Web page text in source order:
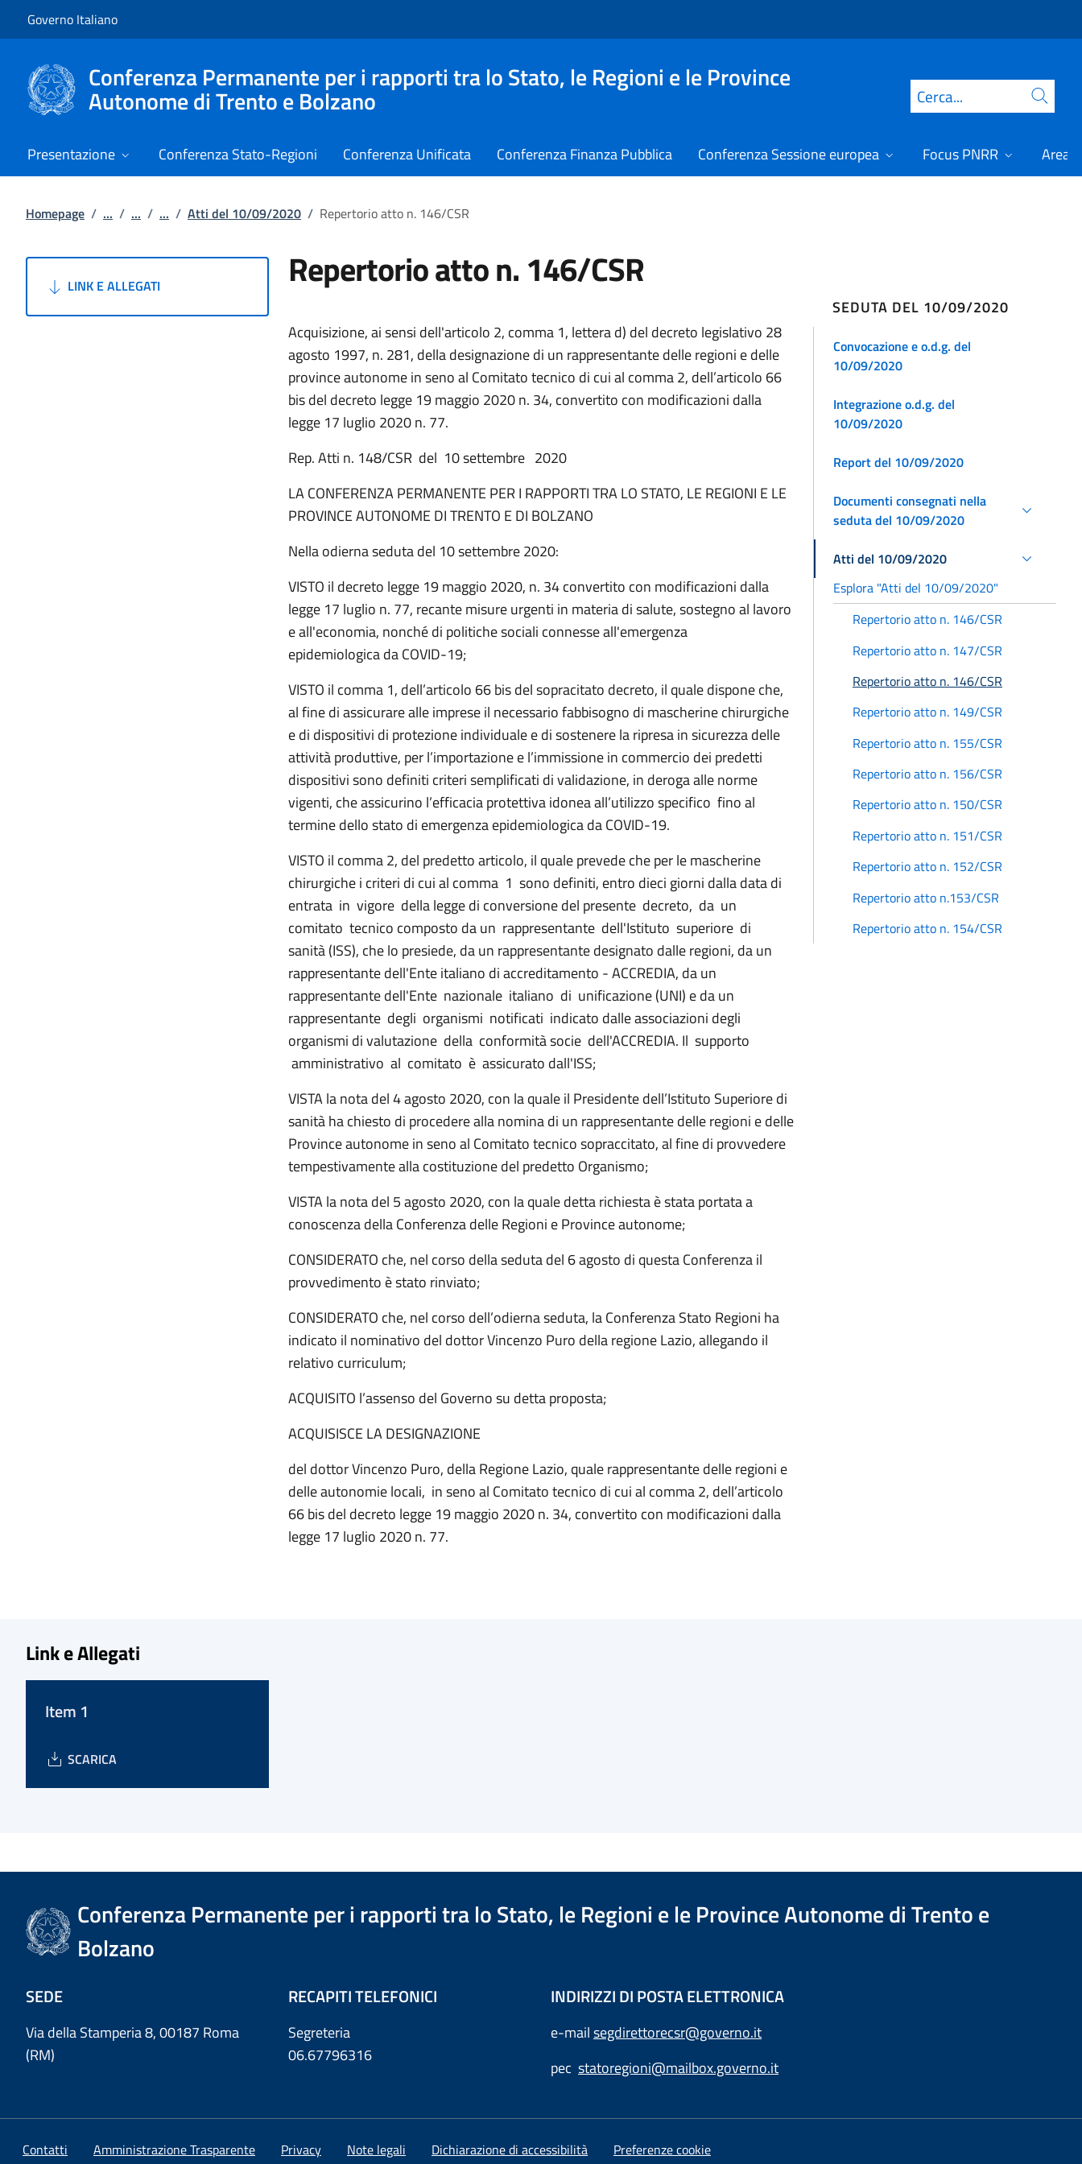
Governo Italiano
Conferenza Permanente per i rapporti tra lo Stato, le Regioni e le Province
Autonome di Trento e Bolzano Cerca
Presentazione Conferenza Stato-Regioni Conferenza Unificata Conferenza Finanza Pubblica Conferenza Sessione europea Focus PNRR Area
Homepage / ... / ... / ... / Atti del 10/09/2020 / Repertorio atto n. 146/CSR
LINK E ALLEGATI Repertorio atto n. 146/CSR
Acquisizione, ai sensi dell'articolo 2, comma 1, lettera d) del decreto legislativo 28
agosto 1997, n. 281, della designazione di un rappresentante delle regioni e delle
province autonome in seno al Comitato tecnico di cui al comma 2, dell’articolo 66
bis del decreto legge 19 maggio 2020 n. 34, convertito con modificazioni dalla
legge 17 luglio 2020 n. 77.
Rep. Atti n. 148/CSR del 10 settembre 2020
LA CONFERENZA PERMANENTE PER I RAPPORTI TRA LO STATO, LE REGIONI E LE
PROVINCE AUTONOME DI TRENTO E DI BOLZANO
Nella odierna seduta del 10 settembre 2020:
VISTO il decreto legge 19 maggio 2020, n. 34 convertito con modificazioni dalla
legge 17 luglio n. 77, recante misure urgenti in materia di salute, sostegno al lavoro
e all'economia, nonché di politiche sociali connesse all'emergenza
epidemiologica da COVID-19;
VISTO il comma 1, dell’articolo 66 bis del sopracitato decreto, il quale dispone che,
al fine di assicurare alle imprese il necessario fabbisogno di mascherine chirurgiche
e di dispositivi di protezione individuale e di sostenere la ripresa in sicurezza delle
attività produttive, per l’importazione e l’immissione in commercio dei predetti
dispositivi sono definiti criteri semplificati di validazione, in deroga alle norme
vigenti, che assicurino l’efficacia protettiva idonea all’utilizzo specifico fino al
termine dello stato di emergenza epidemiologica da COVID-19.
VISTO il comma 2, del predetto articolo, il quale prevede che per le mascherine
chirurgiche i criteri di cui al comma 1 sono definiti, entro dieci giorni dalla data di
entrata in vigore della legge di conversione del presente decreto, da un
comitato tecnico composto da un rappresentante dell'Istituto superiore di
sanità (ISS), che lo presiede, da un rappresentante designato dalle regioni, da un
rappresentante dell'Ente italiano di accreditamento - ACCREDIA, da un
rappresentante dell'Ente nazionale italiano di unificazione (UNI) e da un
rappresentante degli organismi notificati indicato dalle associazioni degli
organismi di valutazione della conformità socie dell'ACCREDIA. Il supporto
amministrativo al comitato è assicurato dall'ISS;
VISTA la nota del 4 agosto 2020, con la quale il Presidente dell’Istituto Superiore di
sanità ha chiesto di procedere alla nomina di un rappresentante delle regioni e delle
Province autonome in seno al Comitato tecnico sopraccitato, al fine di provvedere
tempestivamente alla costituzione del predetto Organismo;
VISTA la nota del 5 agosto 2020, con la quale detta richiesta è stata portata a
conoscenza della Conferenza delle Regioni e Province autonome;
CONSIDERATO che, nel corso della seduta del 6 agosto di questa Conferenza il
provvedimento è stato rinviato;
CONSIDERATO che, nel corso dell’odierna seduta, la Conferenza Stato Regioni ha
indicato il nominativo del dottor Vincenzo Puro della regione Lazio, allegando il
relativo curriculum;
ACQUISITO l’assenso del Governo su detta proposta;
ACQUISISCE LA DESIGNAZIONE
del dottor Vincenzo Puro, della Regione Lazio, quale rappresentante delle regioni e
delle autonomie locali, in seno al Comitato tecnico di cui al comma 2, dell’articolo
66 bis del decreto legge 19 maggio 2020 n. 34, convertito con modificazioni dalla
legge 17 luglio 2020 n. 77.
SEDUTA DEL 10/09/2020
Convocazione e o.d.g. del
10/09/2020
Integrazione o.d.g. del
10/09/2020
Report del 10/09/2020
Documenti consegnati nella
seduta del 10/09/2020
Atti del 10/09/2020
Esplora "Atti del 10/09/2020"
Repertorio atto n. 146/CSR
Repertorio atto n. 147/CSR
Repertorio atto n. 146/CSR
Repertorio atto n. 149/CSR
Repertorio atto n. 155/CSR
Repertorio atto n. 156/CSR
Repertorio atto n. 150/CSR
Repertorio atto n. 151/CSR
Repertorio atto n. 152/CSR
Repertorio atto n.153/CSR
Repertorio atto n. 154/CSR
Link e Allegati
Item 1
SCARICA
Conferenza Permanente per i rapporti tra lo Stato, le Regioni e le Province Autonome di Trento e
Bolzano
SEDE
Via della Stamperia 8, 00187 Roma
(RM)
RECAPITI TELEFONICI
Segreteria
06.67796316
INDIRIZZI DI POSTA ELETTRONICA
e-mailsegdirettorecsr@governo.it
pec statoregioni@mailbox.governo.it
Contatti Amministrazione Trasparente Privacy Note legali Dichiarazione di accessibilità Preferenze cookie